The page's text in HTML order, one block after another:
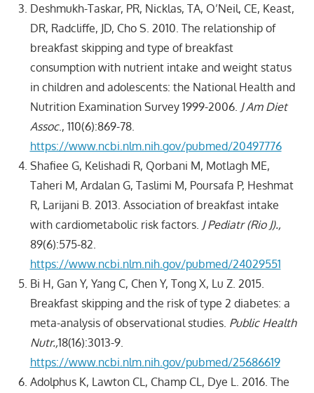
Deshmukh-Taskar, PR, Nicklas, TA, O’Neil, CE, Keast,
DR, Radcliffe, JD, Cho S. 2010. The relationship of
breakfast skipping and type of breakfast
consumption with nutrient intake and weight status
in children and adolescents: the National Health and
Nutrition Examination Survey 1999-2006. J Am Diet
Assoc., 110(6):869-78.
https://www.ncbi.nlm.nih.gov/pubmed/20497776
Shafiee G, Kelishadi R, Qorbani M, Motlagh ME,
Taheri M, Ardalan G, Taslimi M, Poursafa P, Heshmat
R, Larijani B. 2013. Association of breakfast intake
with cardiometabolic risk factors. J Pediatr (Rio J).,
89(6):575-82.
https://www.ncbi.nlm.nih.gov/pubmed/24029551
Bi H, Gan Y, Yang C, Chen Y, Tong X, Lu Z. 2015.
Breakfast skipping and the risk of type 2 diabetes: a
meta-analysis of observational studies. Public Health
Nutr.,18(16):3013-9.
https://www.ncbi.nlm.nih.gov/pubmed/25686619
Adolphus K, Lawton CL, Champ CL, Dye L. 2016. The